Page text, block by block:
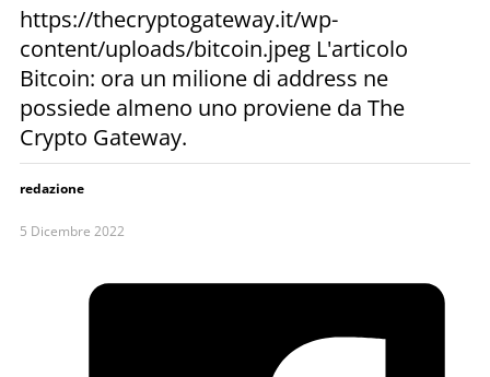
https://thecryptogateway.it/wp-
content/uploads/bitcoin.jpeg L'articolo
Bitcoin: ora un milione di address ne
possiede almeno uno proviene da The
Crypto Gateway.
redazione
5 Dicembre 2022